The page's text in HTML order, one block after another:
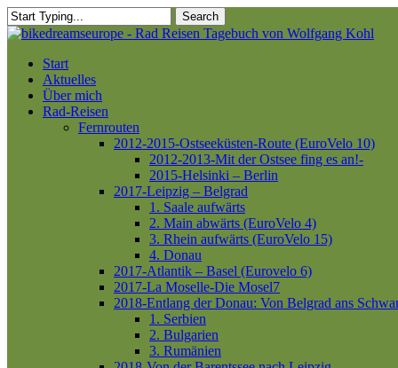
Skip
to
content
Search
Close
Menu
Start
Aktuelles
Über mich
Rad-Reisen
Fernrouten
2012-2015-Ostseeküsten-Route (EuroVelo 10)
2012-2013-Mit der Ostsee fing es an!-
2015-Helsinki – Berlin
2017-Leipzig – Belgrad
1. Saale aufwärts
2. Main abwärts (EuroVelo 4)
3. Rhein aufwärts (EuroVelo 15)
4. Donau
2017-Atlantik – Basel (Eurovelo 6)
2017-La Moselle-Die Mosel7
2018-Entlang der Donau: Von Belgrad ans
1. Serbien
2. Bulgarien
3. Rumänien